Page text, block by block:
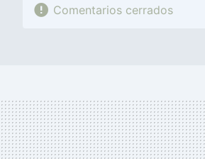
Comentarios cerrados